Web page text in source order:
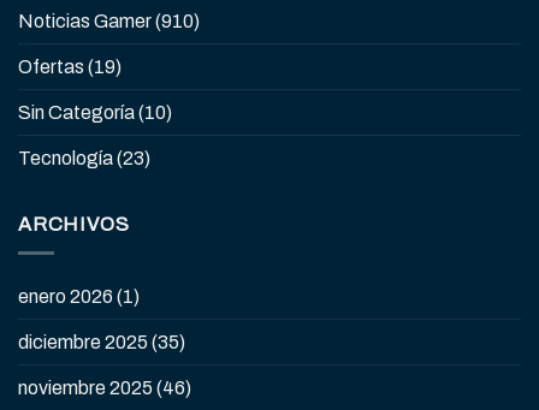
Noticias Gamer(910)
Ofertas (19)
Sin Categoría(10)
Tecnología(23)
ARCHIVOS
enero 2026 (1)
diciembre 2025 (35)
noviembre 2025 (46)